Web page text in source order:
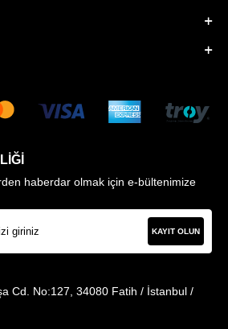
haberdar olmak için e-bültenimize
KAYIT OLUN
Cd. No:127, 34080 Fatih / İstanbul /